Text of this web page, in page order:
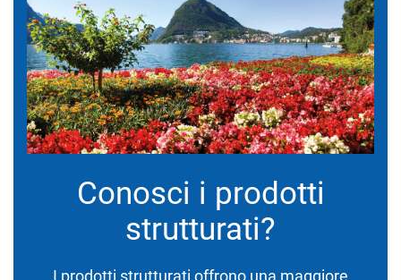
Conosci i prodotti
strutturati?
I prodotti strutturati offrono una maggiore